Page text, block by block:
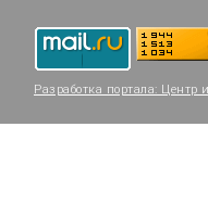
Разработка портала: Центр